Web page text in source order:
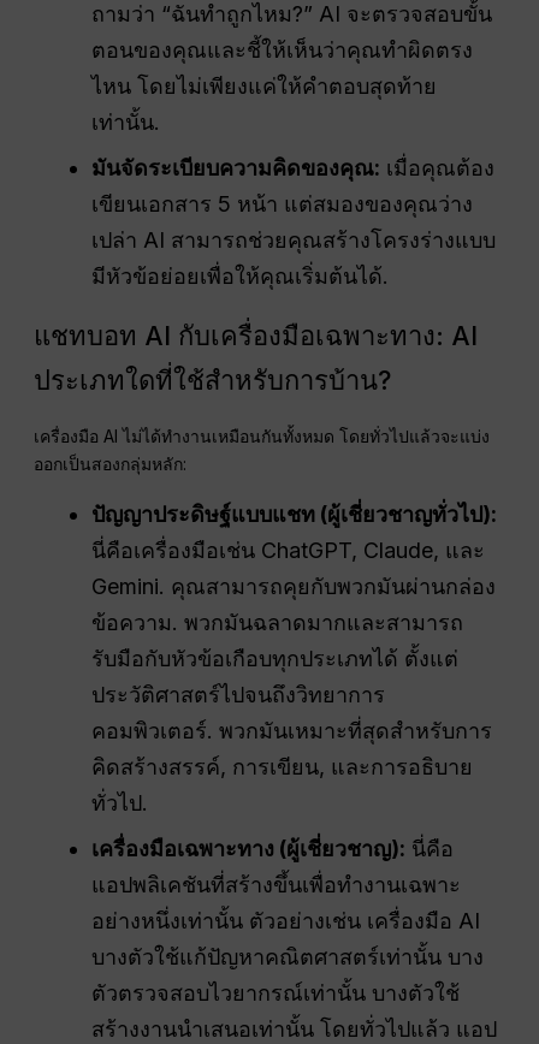
ถามว่า “ฉันทำถูกไหม?” AI จะตรวจสอบขั้น
ตอนของคุณและชี้ให้เห็นว่าคุณทำผิดตรง
ไหน โดยไม่เพียงแค่ให้คำตอบสุดท้าย
เท่านั้น.
มันจัดระเบียบความคิดของคุณ: เมื่อคุณต้อง
เขียนเอกสาร 5 หน้า แต่สมองของคุณว่าง
เปล่า AI สามารถช่วยคุณสร้างโครงร่างแบบ
มีหัวข้อย่อยเพื่อให้คุณเริ่มต้นได้.
แชทบอท AI กับเครื่องมือเฉพาะทาง: AI
ประเภทใดที่ใช้สำหรับการบ้าน?
เครื่องมือ AI ไม่ได้ทำงานเหมือนกันทั้งหมด โดยทั่วไปแล้วจะแบ่ง
ออกเป็นสองกลุ่มหลัก:
ปัญญาประดิษฐ์แบบแชท (ผู้เชี่ยวชาญทั่วไป):
นี่คือเครื่องมือเช่น ChatGPT, Claude, และ
Gemini. คุณสามารถคุยกับพวกมันผ่านกล่อง
ข้อความ. พวกมันฉลาดมากและสามารถ
รับมือกับหัวข้อเกือบทุกประเภทได้ ตั้งแต่
ประวัติศาสตร์ไปจนถึงวิทยาการ
คอมพิวเตอร์. พวกมันเหมาะที่สุดสำหรับการ
คิดสร้างสรรค์, การเขียน, และการอธิบาย
ทั่วไป.
เครื่องมือเฉพาะทาง (ผู้เชี่ยวชาญ): นี่คือ
แอปพลิเคชันที่สร้างขึ้นเพื่อทำงานเฉพาะ
อย่างหนึ่งเท่านั้น ตัวอย่างเช่น เครื่องมือ AI
บางตัวใช้แก้ปัญหาคณิตศาสตร์เท่านั้น บาง
ตัวตรวจสอบไวยากรณ์เท่านั้น บางตัวใช้
สร้างงานนำเสนอเท่านั้น โดยทั่วไปแล้ว แอป